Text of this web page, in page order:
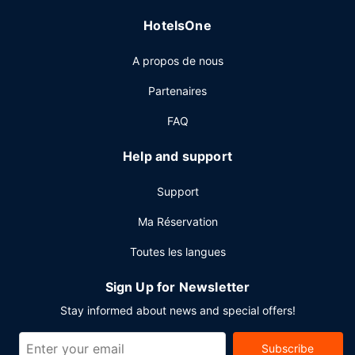
départ express. Un parking gratuit est disponible dans
HotelsOne
A propos de nous
Partenaires
FAQ
Help and support
Support
Ma Réservation
Toutes les langues
Sign Up for Newsletter
Stay informed about news and special offers!
Subscribe